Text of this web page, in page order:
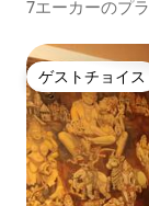
7エーカーのプ
ゲストチョイス
ゲストチョイス